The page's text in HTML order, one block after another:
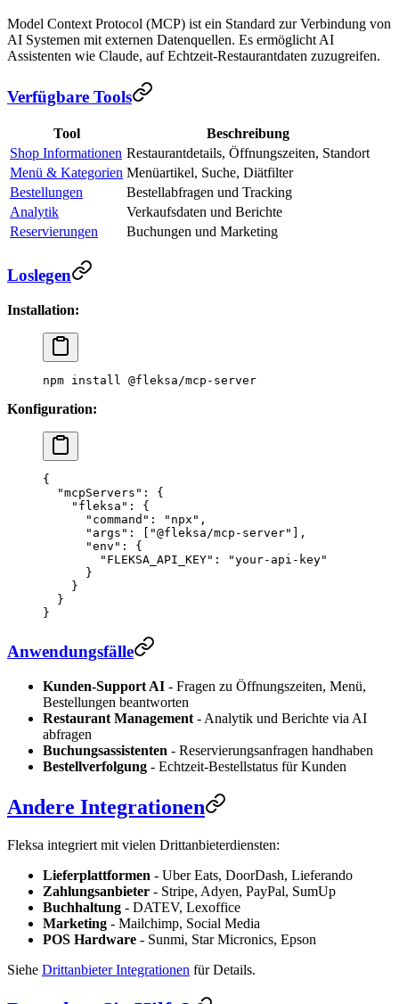
Model Context Protocol (MCP) ist ein Standard zur Verbindung von
AI Systemen mit externen Datenquellen. Es ermöglicht AI
Assistenten wie Claude, auf Echtzeit-Restaurantdaten zuzugreifen.
Verfügbare Tools
Tool
Beschreibung
Shop Informationen Restaurantdetails, Öffnungszeiten, Standort
Menü & Kategorien Menüartikel, Suche, Diätfilter
Bestellungen
Bestellabfragen und Tracking
Analytik
Verkaufsdaten und Berichte
Reservierungen
Buchungen und Marketing
Loslegen
Installation:
npm install @fleksa/mcp-server
Konfiguration:
{
  "mcpServers"
: {
    "fleksa"
: {
      "command"
: "npx" ,
      "args"
: [ "@fleksa/mcp-server"
],
      "env"
: {
        "FLEKSA_API_KEY"
:
"your-api-key"
      }
    }
  }
}
Anwendungsfälle
Kunden-Support AI - Fragen zu Öffnungszeiten, Menü,
Bestellungen beantworten
Restaurant Management - Analytik und Berichte via AI
abfragen
Buchungsassistenten - Reservierungsanfragen handhaben
Bestellverfolgung - Echtzeit-Bestellstatus für Kunden
Andere Integrationen
Fleksa integriert mit vielen Drittanbieterdiensten:
Lieferplattformen - Uber Eats, DoorDash, Lieferando
Zahlungsanbieter - Stripe, Adyen, PayPal, SumUp
Buchhaltung - DATEV, Lexoffice
Marketing - Mailchimp, Social Media
POS Hardware - Sunmi, Star Micronics, Epson
Siehe Drittanbieter Integrationen für Details.